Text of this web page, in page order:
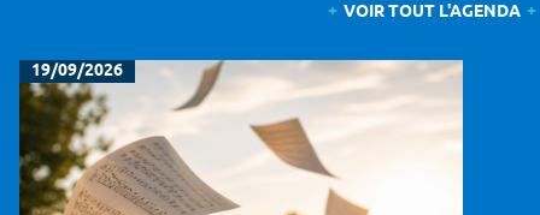
VOIR TOUT L'AGENDA
19/09/2026